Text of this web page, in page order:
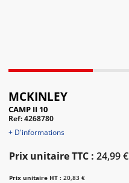
MCKINLEY
CAMP II 10
Ref: 4268780
+ D'informations
Prix unitaire TTC : 24,99 €
Prix unitaire HT : 20,83 €